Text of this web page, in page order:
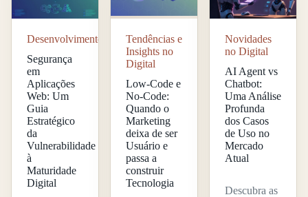
Desenvolvimento
Segurança
em
Aplicações
Web: Um
Guia
Estratégico
da
Vulnerabilidade
à
Maturidade
Digital
Tendências e
Insights no
Digital
Low-Code e
No-Code:
Quando o
Marketing
deixa de ser
Usuário e
passa a
construir
Tecnologia
Novidades
no Digital
AI Agent vs
Chatbot:
Uma Análise
Profunda
dos Casos
de Uso no
Mercado
Atual
Descubra as